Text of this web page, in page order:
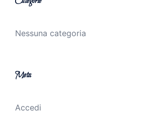
Nessuna categoria
Meta
Accedi